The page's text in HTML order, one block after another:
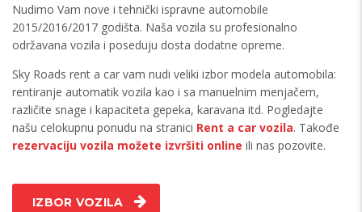
Nudimo Vam nove i tehnički ispravne automobile
2015/2016/2017 godišta. Naša vozila su profesionalno
održavana vozila i poseduju dosta dodatne opreme.
Sky Roads rent a car vam nudi veliki izbor modela automobila:
rentiranje automatik vozila kao i sa manuelnim menjačem,
različite snage i kapaciteta gepeka, karavana itd. Pogledajte
našu celokupnu ponudu na stranici Rent a car vozila. Takođe
rezervaciju vozila možete izvršiti online ili nas pozovite.
IZBOR VOZILA